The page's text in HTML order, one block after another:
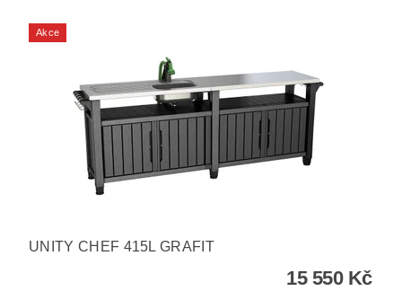
Akce
UNITY CHEF 415L GRAFIT
15 550 Kč